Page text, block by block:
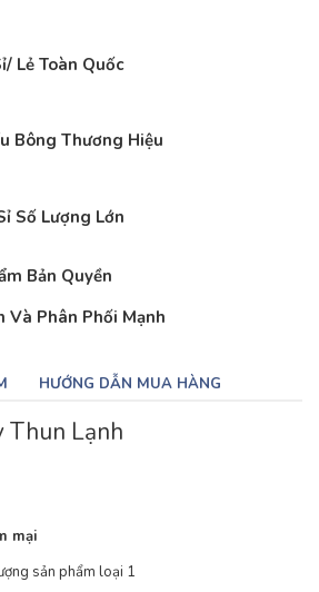
Lẻ Toàn Quốc
Bông Thương Hiệu
Số Lượng Lớn
Bản Quyền
Và Phân Phối Mạnh
HƯỚNG DẪN MUA HÀNG
Thun Lạnh
mại
sản phẩm loại 1